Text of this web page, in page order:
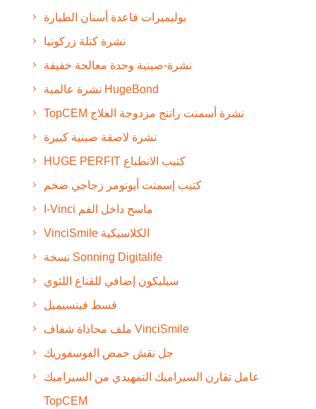
بوليميرات قاعدة أسنان الطيارة
نشرة كتلة زركونيا
نشرة-صينية وحدة معالجة خفيفة
نشرة عالمية HugeBond
TopCEM نشرة أسمنت راتنج مزدوجة العلاج
نشرة لاصقة صينية كبيرة
HUGE PERFIT كتيب الانطباع
كتيب إسمنت أيونومر زجاجي ضخم
I-Vinci ماسح داخل الفم
VinciSmile الكلاسيكية
نسخة Sonning Digitalife
سيليكون إضافي للقناع اللثوي
قسط فينسيميل
ملف محاذاة شفاف VinciSmile
جل نقش حمض الفوسفوريك
عامل تقارن السيراميك التمهيدي من السيراميك
TopCEM